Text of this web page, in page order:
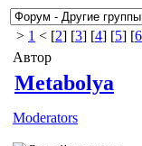
> 1 < [2] [3] [4] [5] [6
Автор
Metabolya
Moderators